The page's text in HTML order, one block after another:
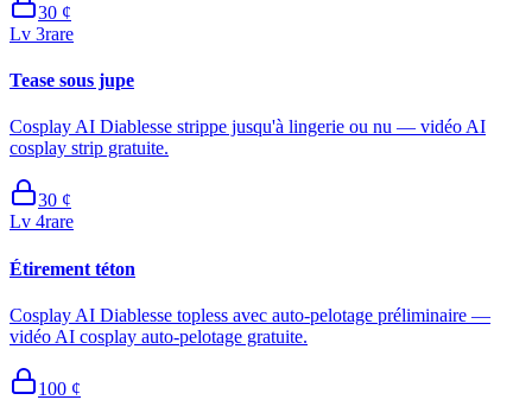
30 ¢
Lv 3rare
Tease sous jupe
Cosplay AI Diablesse strippe jusqu'à lingerie ou nu — vidéo AI
cosplay strip gratuite.
30 ¢
Lv 4rare
Étirement téton
Cosplay AI Diablesse topless avec auto-pelotage préliminaire —
vidéo AI cosplay auto-pelotage gratuite.
100 ¢